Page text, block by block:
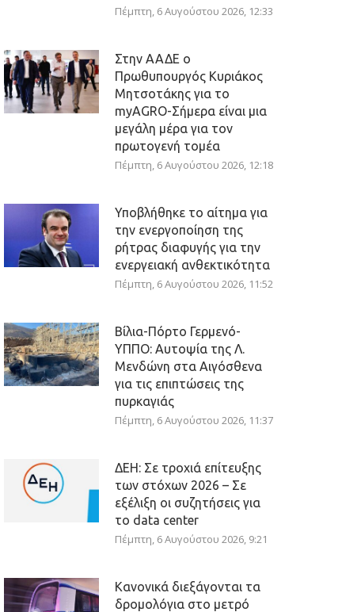
Πέμπτη, 6 Αυγούστου 2026, 12:33
Στην ΑΑΔΕ ο
Πρωθυπουργός Κυριάκος
Μητσοτάκης για το
myAGRO-Σήμερα είναι μια
μεγάλη μέρα για τον
πρωτογενή τομέα
Πέμπτη, 6 Αυγούστου 2026, 12:18
Υποβλήθηκε το αίτημα για
την ενεργοποίηση της
ρήτρας διαφυγής για την
ενεργειακή ανθεκτικότητα
Πέμπτη, 6 Αυγούστου 2026, 11:52
Βίλια-Πόρτο Γερμενό-
ΥΠΠΟ: Αυτοψία της Λ.
Μενδώνη στα Αιγόσθενα
για τις επιπτώσεις της
πυρκαγιάς
Πέμπτη, 6 Αυγούστου 2026, 11:37
ΔΕΗ: Σε τροχιά επίτευξης
των στόχων 2026 – Σε
εξέλιξη οι συζητήσεις για
το data center
Πέμπτη, 6 Αυγούστου 2026, 9:21
Κανονικά διεξάγονται τα
δρομολόγια στο μετρό